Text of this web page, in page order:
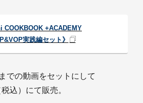
COOKBOOK +ACADEMY
実践編セット》
での動画をセットにして
込）にて販売。